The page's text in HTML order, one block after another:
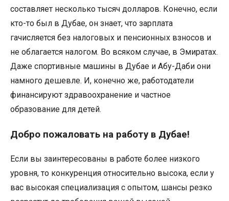
составляет несколько тысяч долларов. Конечно, если
кто-то был в Дубае, он знает, что зарплата
гачисляется без налоговых и пенсионных взносов и
не облагается налогом. Во всяком случае, в Эмиратах.
Даже спортивные машины в Дубае и Абу-Даби они
намного дешевле. И, конечно же, работодатели
финансируют здравоохранение и частное
образование для детей.
Добро пожаловать на работу в Дубае!
Если вы заинтересованы в работе более низкого
уровня, то конкуренция относительно высока, если у
вас высокая специализация с опытом, шансы резко